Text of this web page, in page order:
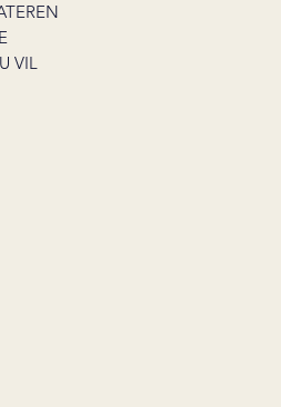
VIL